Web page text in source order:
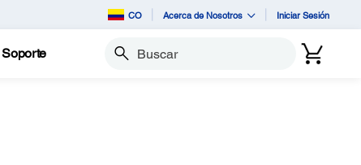
CO Acerca de Nosotros Iniciar Sesión
Soporte Buscar